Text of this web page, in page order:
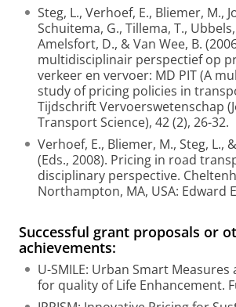
Steg, L., Verhoef, E., Bliemer, M.,
Schuitema, G., Tillema, T.,
Amelsfort, D., & Van Wee, B.
multidisciplinair perspectief op
verkeer en vervoer: MD PIT (A
study of pricing policies in
Tijdschrift Vervoerswetenschap
Transport Science), 42 (2), 26-32.
Verhoef, E., Bliemer, M., Steg, L.,
(Eds., 2008). Pricing in road
disciplinary perspective.
Northampton, MA, USA: Edward
Successful grant proposals or
achievements:
U-SMILE: Urban Smart Measures
for quality of Life Enhancement.